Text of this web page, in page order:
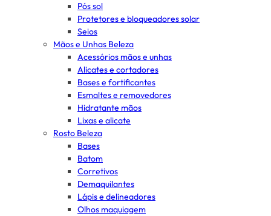
Pós sol
Protetores e bloqueadores solar
Seios
Mãos e Unhas Beleza
Acessórios mãos e unhas
Alicates e cortadores
Bases e fortificantes
Esmaltes e removedores
Hidratante mãos
Lixas e alicate
Rosto Beleza
Bases
Batom
Corretivos
Demaquilantes
Lápis e delineadores
Olhos maquiagem